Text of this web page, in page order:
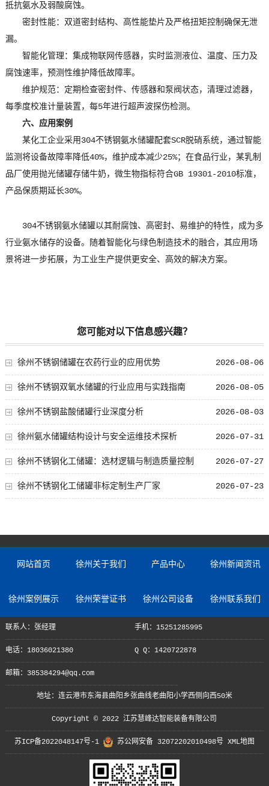
抵抗氨水及弱酸腐蚀。
密封性能：双道密封结构、高性能垫片及严格扭矩控制确保无泄
漏。
智能化管理：集成物联网传感器，实时监测液位、温度、压力及
腐蚀速率，预测性维护降低故障率。
维护规范：定期检查密封件、传感器和泵阀状态，清理过滤器，
每季度校准计量装置，每5年进行超声波探伤检测。
六、应用案例
某化工企业采用304不锈钢氨水储罐配套SCR脱硝系统，通过智能
监测将设备故障率降低40%，维护成本减少25%；在食品行业，某乳制
品厂使用抛光储罐存储牛奶，微生物指标符合GB 19301-2010标准，
产品保质期延长30%。
304不锈钢氨水储罐以其耐腐蚀、高密封、易维护的特性，成为多
行业氨水储存的设备。随着智能化与绿色制造技术的融合，其应用场
景将进一步拓展，为工业生产提供更安全、高效的解决方案。
您可能对以下信息感兴趣？
2026-08-06
徐州不锈钢储罐在农药行业的应用优势
2026-08-05
徐州不锈钢双氧水储罐的行业应用与实践指南
2026-08-03
徐州不锈钢盐酸储罐行业深度分析
2026-07-31
徐州氨水储罐结构设计与安全运维技术探析
2026-07-27
徐州不锈钢化工储罐：选材逻辑与制造质量控制
2026-07-23
徐州不锈钢化工储罐非标定制生产厂家
网站首页 徐州关于我们 产品中心 徐州新闻资讯
徐州案例展示 徐州荣誉证书 徐州公司设备 徐州联系我们
联系人：张经理 手机：15251285995
电话：18036021380 Q Q：1420722878
邮箱：385384294@qq.com
地址：连云港市东海县曲阳乡张曲线老曲阳小学西侧向西50米
Copyright © 2022 江苏慧峰达智能装备有限公司
苏ICP备2022048147号-1 苏公网安备 32072202010498号 XML地图